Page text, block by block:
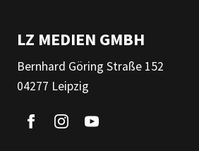
LZ MEDIEN GMBH
Bernhard Göring Straße 152
04277 Leipzig